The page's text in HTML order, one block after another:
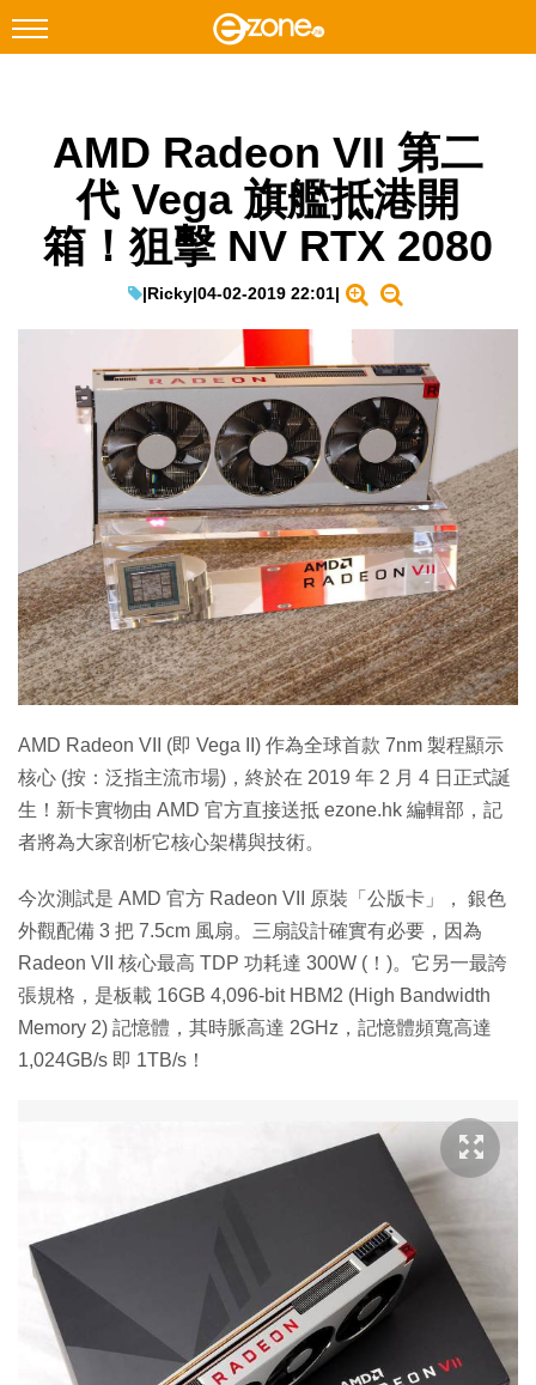
Facebook Instagram
科技焦點
網絡生活
教學評測
IT Times
生成式AI與雲端應用
Enterprise Digital Transformation
特集
AMD Radeon VII 第二
代 Vega 旗艦抵港開
箱！狙擊 NV RTX 2080
|Ricky|04-02-2019 22:01|
AMD Radeon VII (即 Vega II) 作為全球首款 7nm 製程顯示
核心 (按：泛指主流市場)，終於在 2019 年 2 月 4 日正式誕
生！新卡實物由 AMD 官方直接送抵 ezone.hk 編輯部，記
者將為大家剖析它核心架構與技術。
今次測試是 AMD 官方 Radeon VII 原裝「公版卡」， 銀色
外觀配備 3 把 7.5cm 風扇。三扇設計確實有必要，因為
Radeon VII 核心最高 TDP 功耗達 300W (！)。它另一最誇
張規格，是板載 16GB 4,096-bit HBM2 (High Bandwidth
Memory 2) 記憶體，其時脈高達 2GHz，記憶體頻寬高達
1,024GB/s 即 1TB/s！